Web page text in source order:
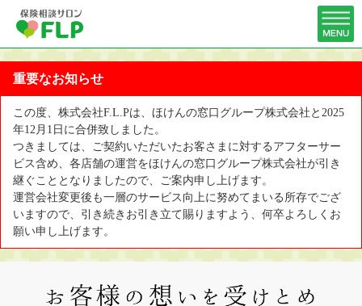
重要なお知らせ
この度、株式会社F.L.Pは、ほけんの窓口グループ株式会社と2025
年12月1日に合併致しました。
つきましては、ご契約いただいたお客さまに対するアフターサー
ビス含め、各店舗の運営をほけんの窓口グループ株式会社が引き
継ぐこととなりましたので、ご案内申し上げます。
運営会社変更後も一層のサービス向上に努めてまいる所存でござ
いますので、引き続きお引き立て賜りますよう、何卒よろしくお
願い申し上げます。